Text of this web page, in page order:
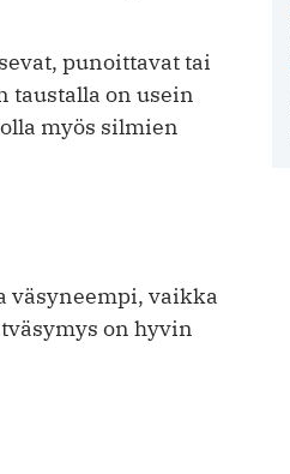
punoittavat tai
taustalla on usein
myös silmien
väsyneempi, vaikka
on hyvin